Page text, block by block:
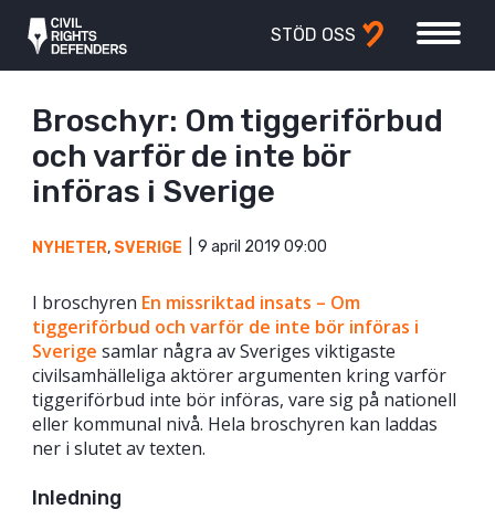
STÖD OSS
Broschyr: Om tiggeriförbud
och varför de inte bör
införas i Sverige
NYHETER, SVERIGE 9 april 2019 09:00
I broschyren En missriktad insats – Om
tiggeriförbud och varför de inte bör införas i
Sverige samlar några av Sveriges viktigaste
civilsamhälleliga aktörer argumenten kring varför
tiggeriförbud inte bör införas, vare sig på nationell
eller kommunal nivå. Hela broschyren kan laddas
ner i slutet av texten.
Inledning